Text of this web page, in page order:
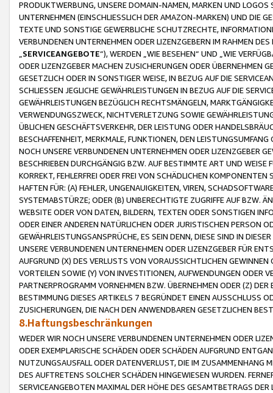
PRODUKTWERBUNG, UNSERE DOMAIN-NAMEN, MARKEN UND
UNTERNEHMEN (EINSCHLIESSLICH DER AMAZON-MARKEN) UND DIE
TEXTE UND SONSTIGE GEWERBLICHE SCHUTZRECHTE,
VERBUNDENEN UNTERNEHMEN ODER LIZENZGEBERN IM RAHMEN
SERVICEANGEBOTE“), WERDEN „WIE BESEHEN“ UND „WIE
ODER LIZENZGEBER MACHEN ZUSICHERUNGEN ODER ÜBERNEHMEN
GESETZLICH ODER IN SONSTIGER WEISE, IN BEZUG AUF DIE
SCHLIESSEN JEGLICHE GEWÄHRLEISTUNGEN IN BEZUG AUF DIE
GEWÄHRLEISTUNGEN BEZÜGLICH RECHTSMÄNGELN,
VERWENDUNGSZWECK, NICHTVERLETZUNG SOWIE
ÜBLICHEN GESCHÄFTSVERKEHR, DER LEISTUNG ODER
BESCHAFFENHEIT, MERKMALE, FUNKTIONEN, DEN
NOCH UNSERE VERBUNDENEN UNTERNEHMEN ODER LIZENZGEBER
BESCHRIEBEN DURCHGÄNGIG BZW. AUF BESTIMMTE ART UND
KORREKT, FEHLERFREI ODER FREI VON SCHÄDLICHEN
HAFTEN FÜR: (A) FEHLER, UNGENAUIGKEITEN, VIREN,
SYSTEMABSTÜRZE; ODER (B) UNBERECHTIGTE ZUGRIFFE AUF BZW.
WEBSITE ODER VON DATEN, BILDERN, TEXTEN ODER SONSTIGEN
ODER EINER ANDEREN NATÜRLICHEN ODER JURISTISCHEN PERSON
GEWÄHRLEISTUNGSANSPRÜCHE, ES SEIN DENN, DIESE SIND IN
UNSERE VERBUNDENEN UNTERNEHMEN ODER LIZENZGEBER FÜR
AUFGRUND (X) DES VERLUSTS VON VORAUSSICHTLICHEN
VORTEILEN SOWIE (Y) VON INVESTITIONEN, AUFWENDUNGEN ODER
PARTNERPROGRAMM VORNEHMEN BZW. ÜBERNEHMEN ODER (Z)
BESTIMMUNG DIESES ARTIKELS 7 BEGRÜNDET EINEN AUSSCHLUSS
ZUSICHERUNGEN, DIE NACH DEN ANWENDBAREN GESETZLICHEN
8.Haftungsbeschränkungen
WEDER WIR NOCH UNSERE VERBUNDENEN UNTERNEHMEN ODER
ODER EXEMPLARISCHE SCHÄDEN ODER SCHÄDEN AUFGRUND
NUTZUNGSAUSFALL ODER DATENVERLUST, DIE IM ZUSAMMENHANG
DES AUFTRETENS SOLCHER SCHÄDEN HINGEWIESEN WURDEN.
SERVICEANGEBOTEN MAXIMAL DER HÖHE DES GESAMTBETRAGS